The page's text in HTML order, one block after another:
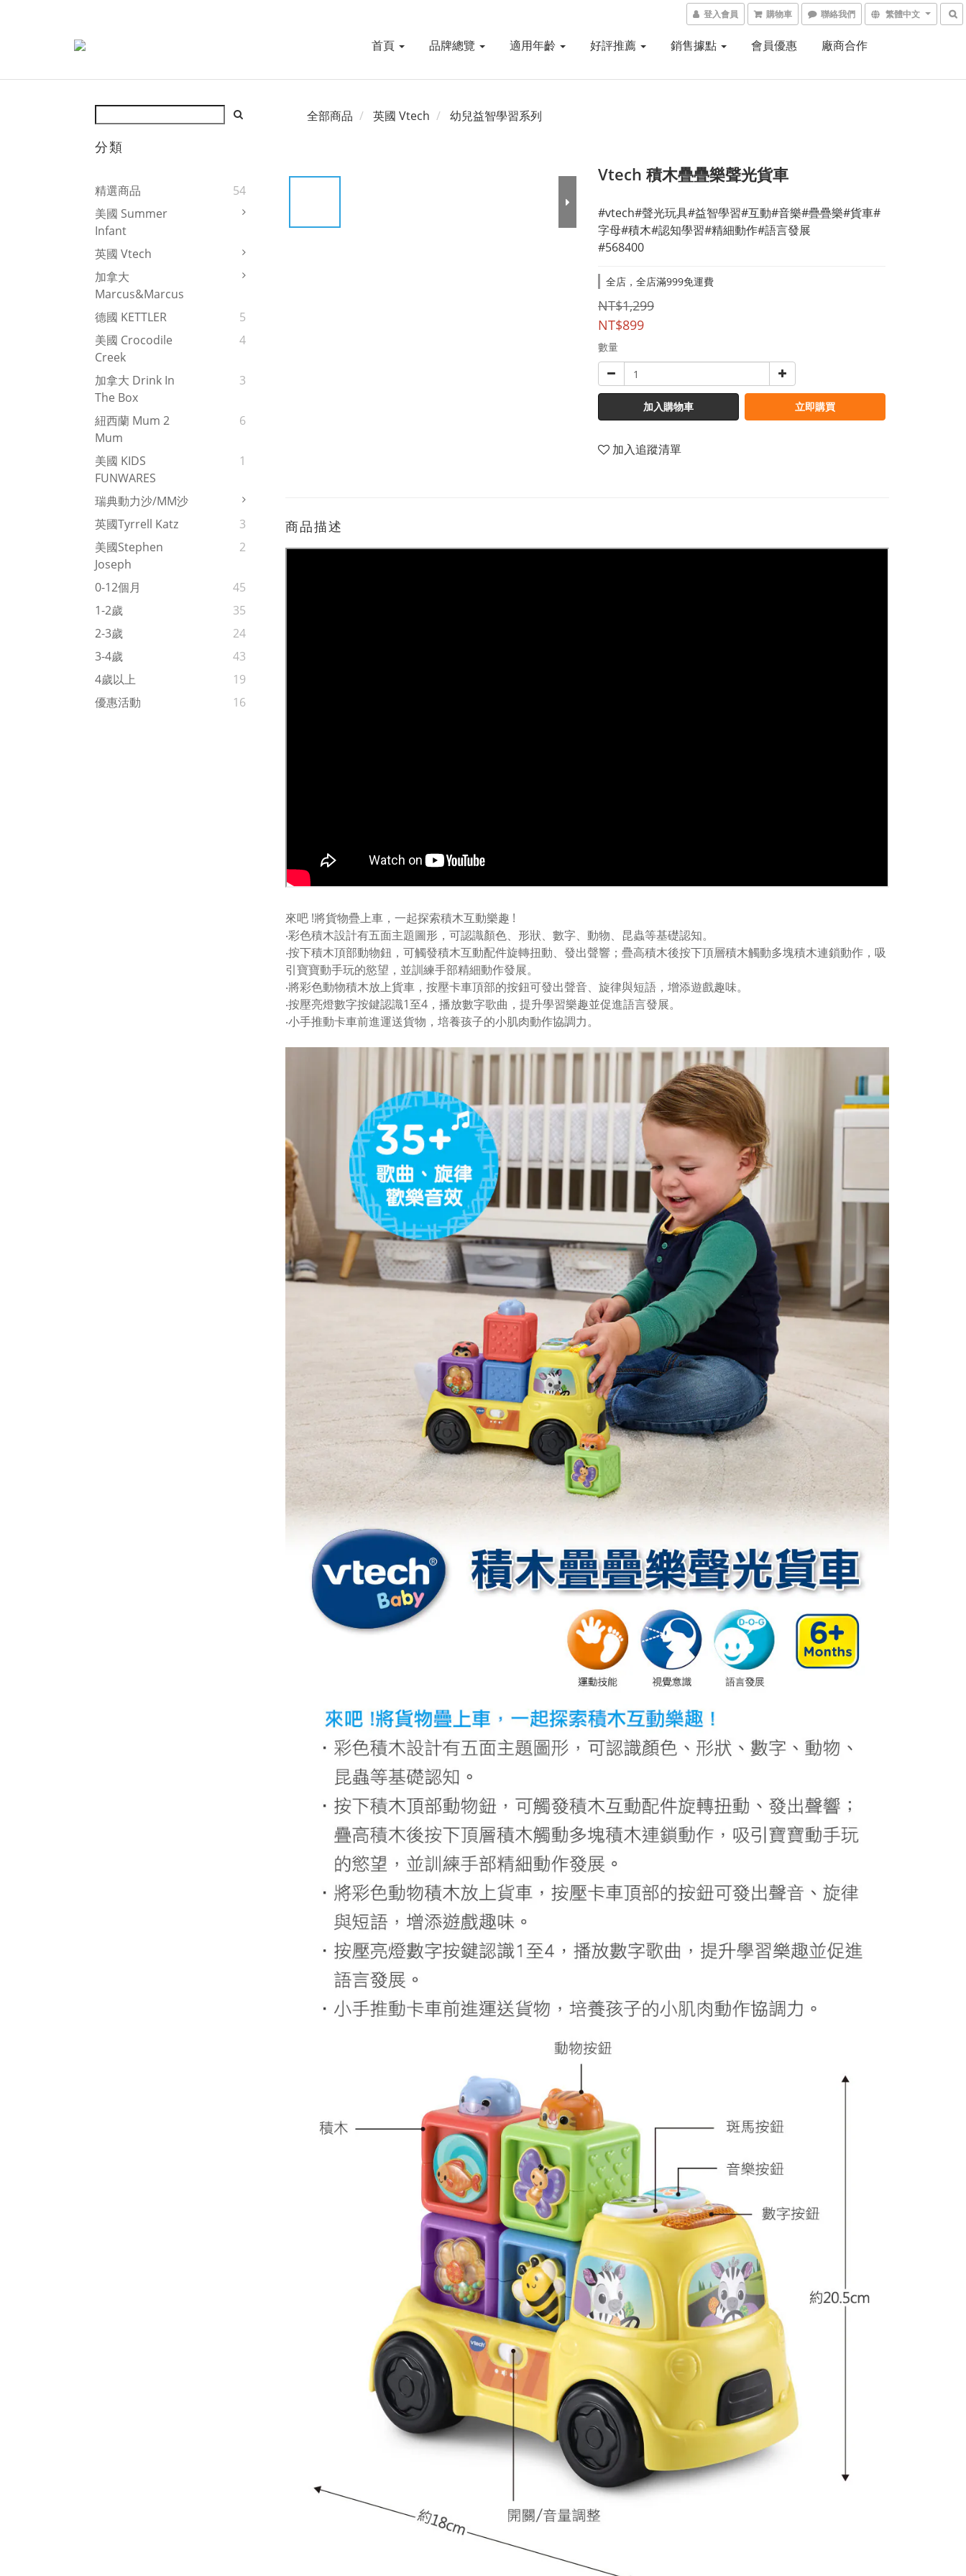
登入會員 購物車 聯絡我們 繁體中文
首頁 品牌總覽 適用年齡 好評推薦 銷售據點 會員優惠 廠商合作
分類
精選商品
54
美國 Summer
Infant
英國 Vtech
加拿大
Marcus&Marcus
德國 KETTLER
5
美國 Crocodile
Creek
4
加拿大 Drink In
The Box
3
紐西蘭 Mum 2
Mum
6
美國 KIDS
FUNWARES
1
瑞典動力沙/MM沙
英國Tyrrell Katz
3
美國Stephen
Joseph
2
0-12個月
45
1-2歲
35
2-3歲
24
3-4歲
43
4歲以上
19
優惠活動
16
全部商品 英國 Vtech 幼兒益智學習系列
Vtech 積木疊疊樂聲光貨車
#vtech#聲光玩具#益智學習#互動#音樂#疊疊樂#貨車#
字母#積木#認知學習#精細動作#語言發展
#568400
全店，全店滿999免運費
NT$1,299
NT$899
數量
加入購物車 立即購買
加入追蹤清單
商品描述
來吧 !將貨物疊上車，一起探索積木互動樂趣 !
‧彩色積木設計有五面主題圖形，可認識顏色、形狀、數字、動物、昆蟲等基礎認知。
‧按下積木頂部動物鈕，可觸發積木互動配件旋轉扭動、發出聲響；疊高積木後按下頂層積木觸動多塊積木連鎖動作，吸
引寶寶動手玩的慾望，並訓練手部精細動作發展。
‧將彩色動物積木放上貨車，按壓卡車頂部的按鈕可發出聲音、旋律與短語，增添遊戲趣味。
‧按壓亮燈數字按鍵認識1至4，播放數字歌曲，提升學習樂趣並促進語言發展。
‧小手推動卡車前進運送貨物，培養孩子的小肌肉動作協調力。